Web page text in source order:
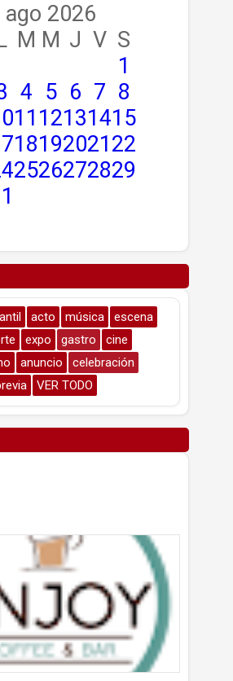
ago 2026
L M M J V S
1
4 5 6 7 8
11 12131415
18192021 22
2526272829
acto música
escena
expo gastro
cine
anuncio
celebración
VER TODO